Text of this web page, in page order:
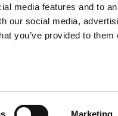
media features and to
our social media,
you’ve provided to them
Marketing